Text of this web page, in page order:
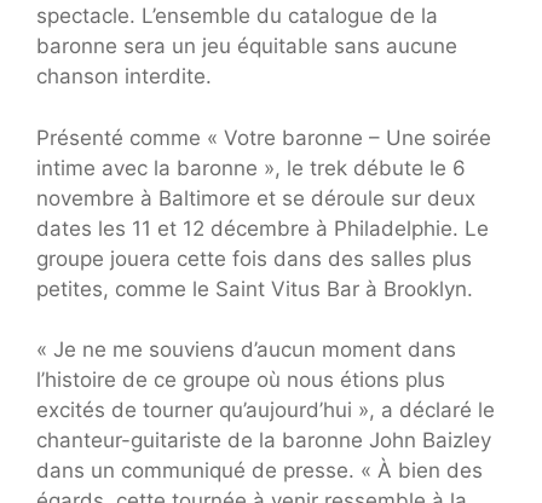
spectacle. L’ensemble du catalogue de la
baronne sera un jeu équitable sans aucune
chanson interdite.
Présenté comme « Votre baronne – Une soirée
intime avec la baronne », le trek débute le 6
novembre à Baltimore et se déroule sur deux
dates les 11 et 12 décembre à Philadelphie. Le
groupe jouera cette fois dans des salles plus
petites, comme le Saint Vitus Bar à Brooklyn.
« Je ne me souviens d’aucun moment dans
l’histoire de ce groupe où nous étions plus
excités de tourner qu’aujourd’hui », a déclaré le
chanteur-guitariste de la baronne John Baizley
dans un communiqué de presse. « À bien des